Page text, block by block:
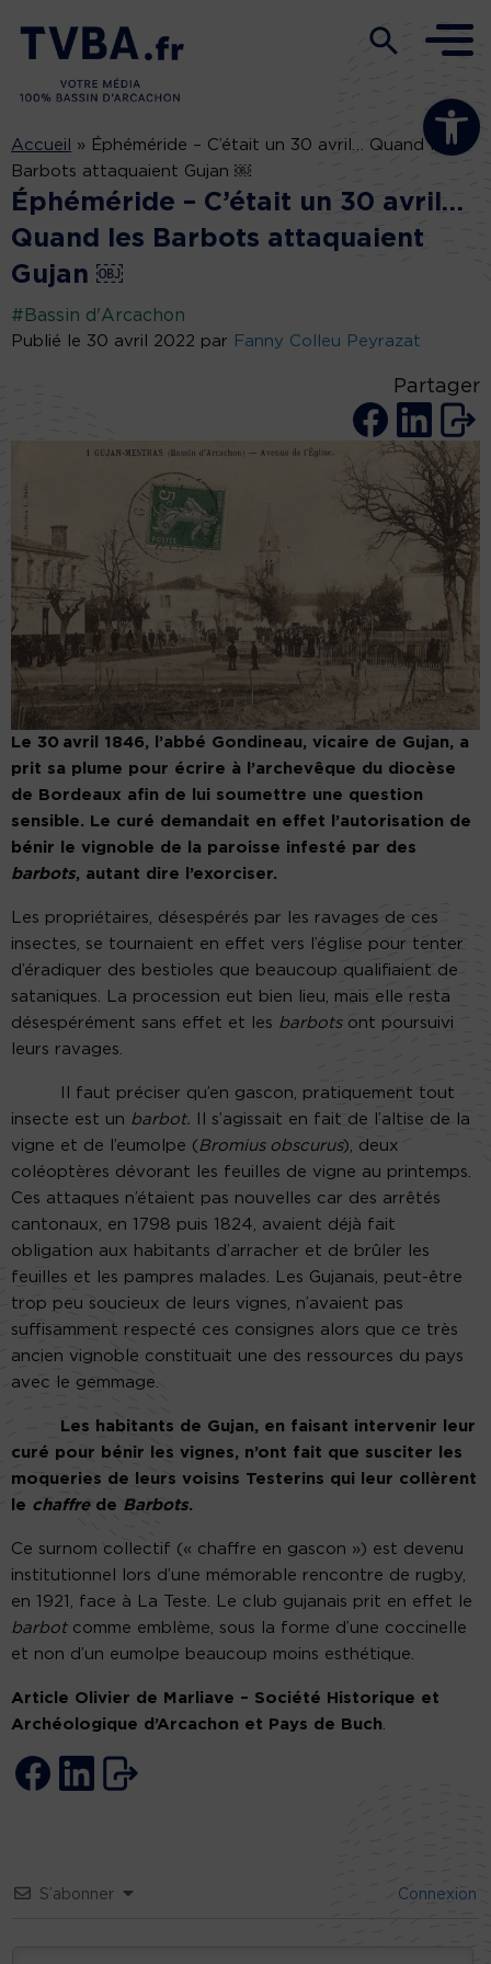
Ouvrir la
Accueil » Éphéméride – C’était un 30 avril… Quand les
Barbots attaquaient Gujan ￼
Éphéméride – C’était un 30 avril…
Quand les Barbots attaquaient
Gujan ￼
#Bassin d'Arcachon
Publié le 30 avril 2022 par Fanny Colleu Peyrazat
Partager
Le 30 avril 1846, l’abbé Gondineau, vicaire de Gujan, a
prit sa plume pour écrire à l’archevêque du diocèse
de Bordeaux afin de lui soumettre une question
sensible. Le curé demandait en effet l’autorisation de
bénir le vignoble de la paroisse infesté par des
barbots, autant dire l’exorciser.
Les propriétaires, désespérés par les ravages de ces
insectes, se tournaient en effet vers l’église pour tenter
d’éradiquer des bestioles que beaucoup qualifiaient de
sataniques. La procession eut bien lieu, mais elle resta
désespérément sans effet et les barbotsont poursuivi
leurs ravages.
Il faut préciser qu’en gascon, pratiquement tout
insecte est un barbot. Il s’agissait en fait de l’altise de la
vigne et de l’eumolpe ( Bromius obscurus), deux
coléoptères dévorant les feuilles de vigne au printemps.
Ces attaques n’étaient pas nouvelles car des arrêtés
cantonaux, en 1798 puis 1824, avaient déjà fait
obligation aux habitants d’arracher et de brûler les
feuilles et les pampres malades. Les Gujanais, peut-être
trop peu soucieux de leurs vignes, n’avaient pas
suffisamment respecté ces consignes alors que ce très
ancien vignoble constituait une des ressources du pays
avec le gemmage.
Les habitants de Gujan, en faisant intervenir leur
curé pour bénir les vignes, n’ont fait que susciter les
moqueries de leurs voisins Testerins qui leur collèrent
le chaffrede Barbots.
Ce surnom collectif (« chaffre en gascon ») est devenu
institutionnel lors d’une mémorable rencontre de rugby,
en 1921, face à La Teste. Le club gujanais prit en effet le
barbotcomme emblème, sous la forme d’une coccinelle
et non d’un eumolpe beaucoup moins esthétique.
Article Olivier de Marliave – Société Historique et
Archéologique d’Arcachon et Pays de Buch
S’abonner Connexion